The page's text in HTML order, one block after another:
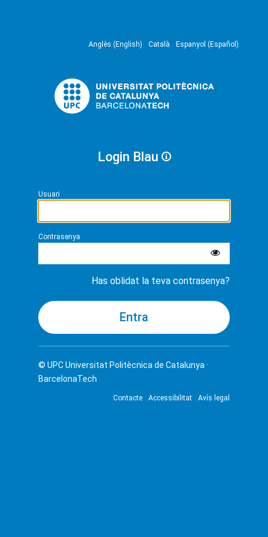
Anglès (English) Català Espanyol (Español)
Login Blau
Usuari
Contrasenya
Has oblidat la teva contrasenya?
© UPCUniversitat Politècnica de Catalunya ·
BarcelonaTech
Contacte Accessibilitat Avís legal